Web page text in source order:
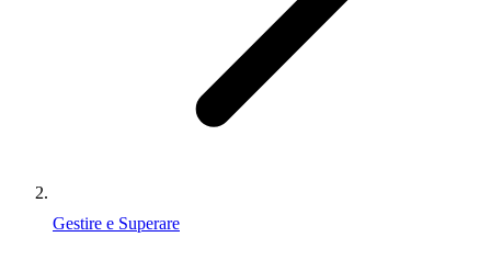
Gestire e Superare